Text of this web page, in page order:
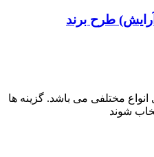
مختلفی می باشد. گزینه ها
شوند